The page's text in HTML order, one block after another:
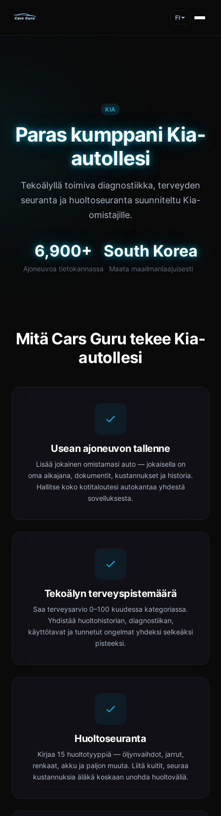
FI
KIA
Paras kumppani Kia-
autollesi
Tekoälyllä toimiva diagnostiikka, terveyden
seuranta ja huoltoseuranta suunniteltu Kia-
omistajille.
6,900+
Ajoneuvoa tietokannassa
South Korea
Maata maailmanlaajuisesti
Mitä Cars Guru tekee Kia-
autollesi
Usean ajoneuvon tallenne
Lisää jokainen omistamasi auto — jokaisella on
oma aikajana, dokumentit, kustannukset ja historia.
Hallitse koko kotitaloutesi autokantaa yhdestä
sovelluksesta.
Tekoälyn terveyspistemäärä
Saa terveysarvio 0–100 kuudessa kategoriassa.
Yhdistää huoltohistorian, diagnostiikan,
käyttötavat ja tunnetut ongelmat yhdeksi selkeäksi
pisteeksi.
Huoltoseuranta
Kirjaa 15 huoltotyyppiä — öljynvaihdot, jarrut,
renkaat, akku ja paljon muuta. Liitä kuitit, seuraa
kustannuksia äläkä koskaan unohda huoltoväliä.